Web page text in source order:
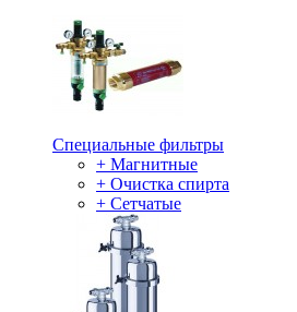
Специальные фильтры
+ Магнитные
+ Очистка спирта
+ Сетчатые